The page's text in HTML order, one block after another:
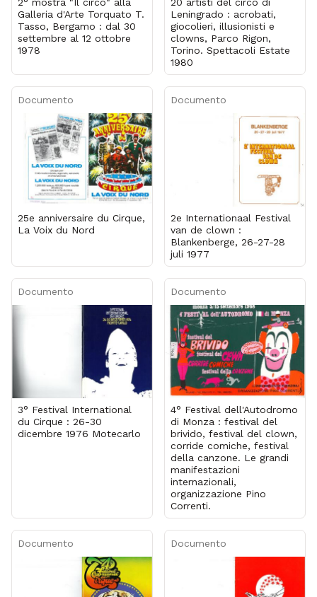
Galleria d'Arte Torquato T.
Tasso, Bergamo : dal 30
settembre al 12 ottobre
1978
Leningrado : acrobati,
giocolieri, illusionisti e
clowns, Parco Rigon,
Torino. Spettacoli Estate
1980
Documento
25e anniversaire du Cirque,
La Voix du Nord
Documento
2e Internationaal Festival
van de clown :
Blankenberge, 26-27-28
juli 1977
Documento
3° Festival International
du Cirque : 26-30
dicembre 1976 Motecarlo
Documento
4° Festival dell'Autodromo
di Monza : festival del
brivido, festival del clown,
corride comiche, festival
della canzone. Le grandi
manifestazioni
internazionali,
organizzazione Pino
Correnti.
Documento Documento